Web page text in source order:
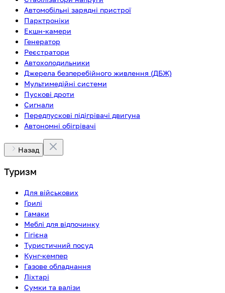
Автомобільні зарядні пристрої
Парктроніки
Екшн-камери
Генератор
Реєстратори
Автохолодильники
Джерела безперебійного живлення (ДБЖ)
Мультимедійні системи
Пускові дроти
Сигнали
Передпускові підігрівачі двигуна
Автономні обігрівачі
Назад
Туризм
Для військових
Грилі
Гамаки
Меблі для відпочинку
Гігієна
Туристичний посуд
Кунг-кемпер
Газове обладнання
Ліхтарі
Сумки та валізи